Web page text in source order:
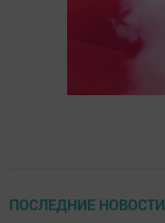
ПОСЛЕДНИЕ НОВОСТИ